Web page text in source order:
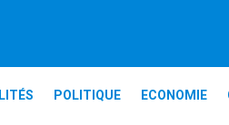
POLITIQUE ECONOMIE